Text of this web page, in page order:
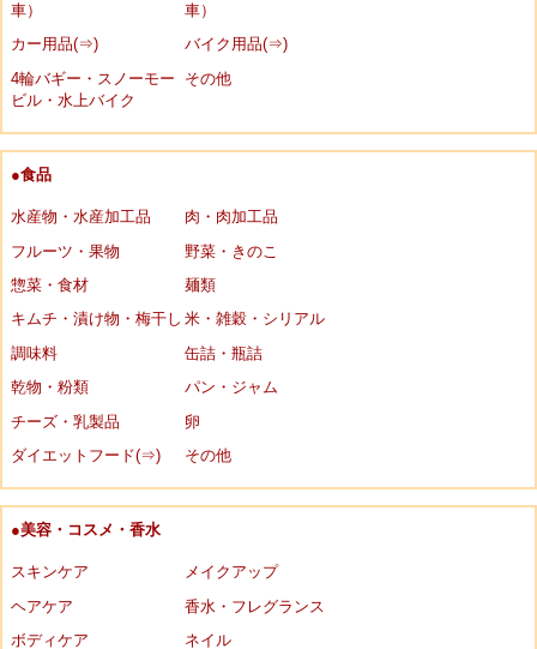
車）
車）
カー用品(⇒)
バイク用品(⇒)
4輪バギー・スノーモー
ビル・水上バイク
その他
●食品
水産物・水産加工品
肉・肉加工品
フルーツ・果物
野菜・きのこ
惣菜・食材
麺類
キムチ・漬け物・梅干し 米・雑穀・シリアル
調味料
缶詰・瓶詰
乾物・粉類
パン・ジャム
チーズ・乳製品
卵
ダイエットフード(⇒)
その他
●美容・コスメ・香水
スキンケア
メイクアップ
ヘアケア
香水・フレグランス
ボディケア
ネイル